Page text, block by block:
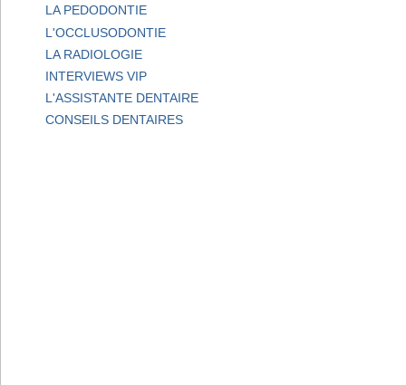
LA PEDODONTIE
L'OCCLUSODONTIE
LA RADIOLOGIE
INTERVIEWS VIP
L'ASSISTANTE DENTAIRE
CONSEILS DENTAIRES